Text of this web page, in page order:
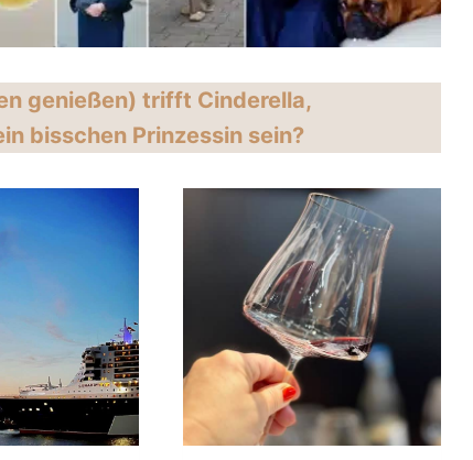
genießen) trifft Cinderella,
bisschen Prinzessin sein?